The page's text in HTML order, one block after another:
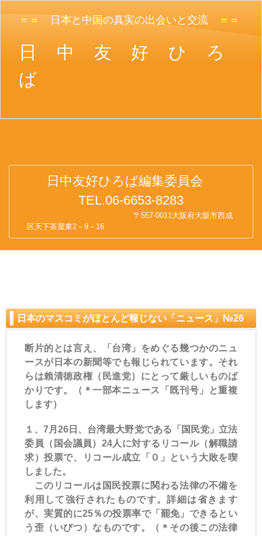
＝＝ 日本と中国の真実の出会いと交流 ＝＝
日
中 友 好 ひ ろ
ば
日中友好ひろば編集委員会
TEL.06-6653-8283
〒557-0011大阪府大阪市西成
区天下茶屋東2－9－16
日本のマスコミがほとんど報じない「ニュース」№26
断片的とは言え、「台湾」をめぐる幾つかのニュ
ースが日本の新聞等でも報じられています。それ
らは賴清徳政権（民進党）にとって厳しいものば
かりです。（＊一部本ニュース「既刊号」と重複
します）
１、7月26日、台湾最大野党である「国民党」立法
委員（国会議員）24人に対するリコール（解職請
求）投票で、リコール成立「０」という大敗を喫
しました。
このリコールは国民投票に関わる法律の不備を
利用して強行されたものです。詳細は省きます
が、実質的に25％の投票率で「罷免」できるとい
う歪（いびつ）なものです。（＊その後この法律